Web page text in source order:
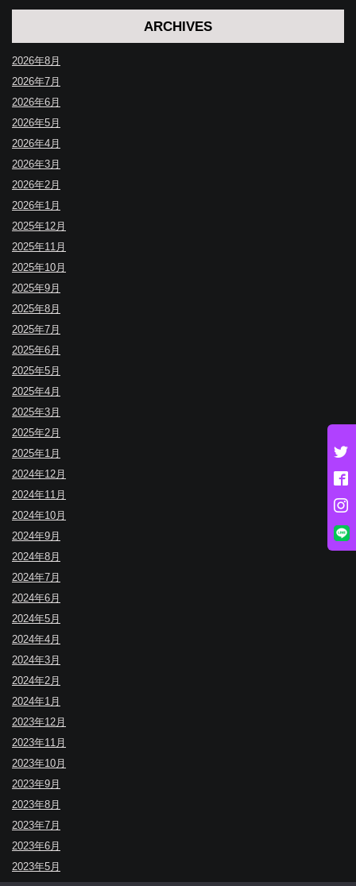
ARCHIVES
2026年8月
2026年7月
2026年6月
2026年5月
2026年4月
2026年3月
2026年2月
2026年1月
2025年12月
2025年11月
2025年10月
2025年9月
2025年8月
2025年7月
2025年6月
2025年5月
2025年4月
2025年3月
2025年2月
2025年1月
2024年12月
2024年11月
2024年10月
2024年9月
2024年8月
2024年7月
2024年6月
2024年5月
2024年4月
2024年3月
2024年2月
2024年1月
2023年12月
2023年11月
2023年10月
2023年9月
2023年8月
2023年7月
2023年6月
2023年5月